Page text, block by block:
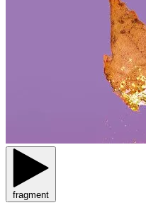
fragment